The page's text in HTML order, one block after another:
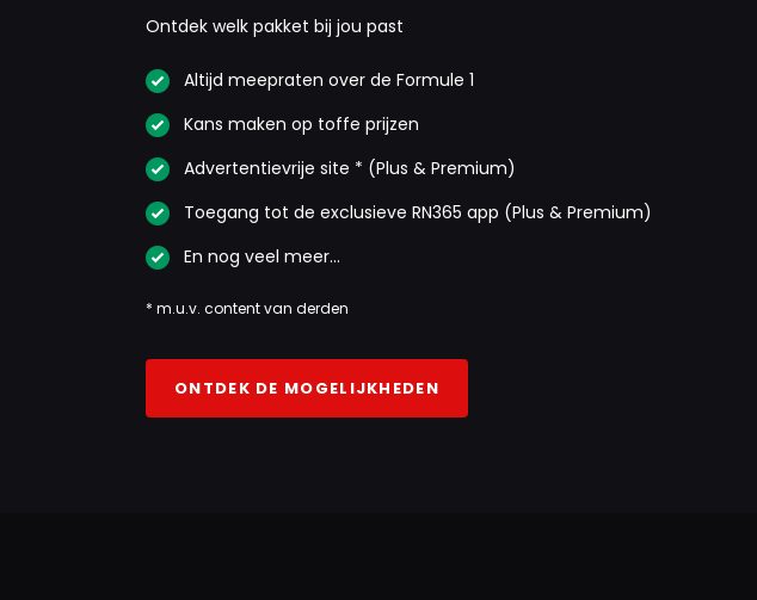
Ontdek welk pakket bij jou past
Altijd meepraten over de Formule 1
Kans maken op toffe prijzen
Advertentievrije site * (Plus & Premium)
Toegang tot de exclusieve RN365 app (Plus & Premium)
En nog veel meer…
* m.u.v. content van derden
ONTDEK DE MOGELIJKHEDEN